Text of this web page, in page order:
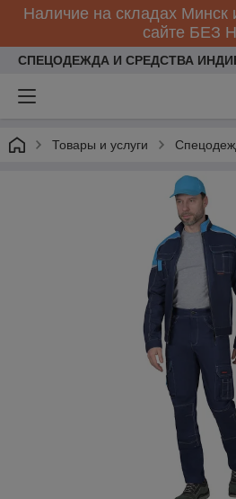
Наличие на складах
сайте БЕЗ
СПЕЦОДЕЖДА И СРЕДСТВА
Товары и услуги